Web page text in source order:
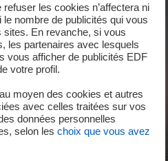
les cookies n’affectera ni
nombre de publicités qui vous
sites. En revanche, si vous
les partenaires avec lesquels
vous afficher de publicités EDF
votre profil.
moyen des cookies et autres
avec celles traitées sur vos
données personnelles
selon les choix que vous avez